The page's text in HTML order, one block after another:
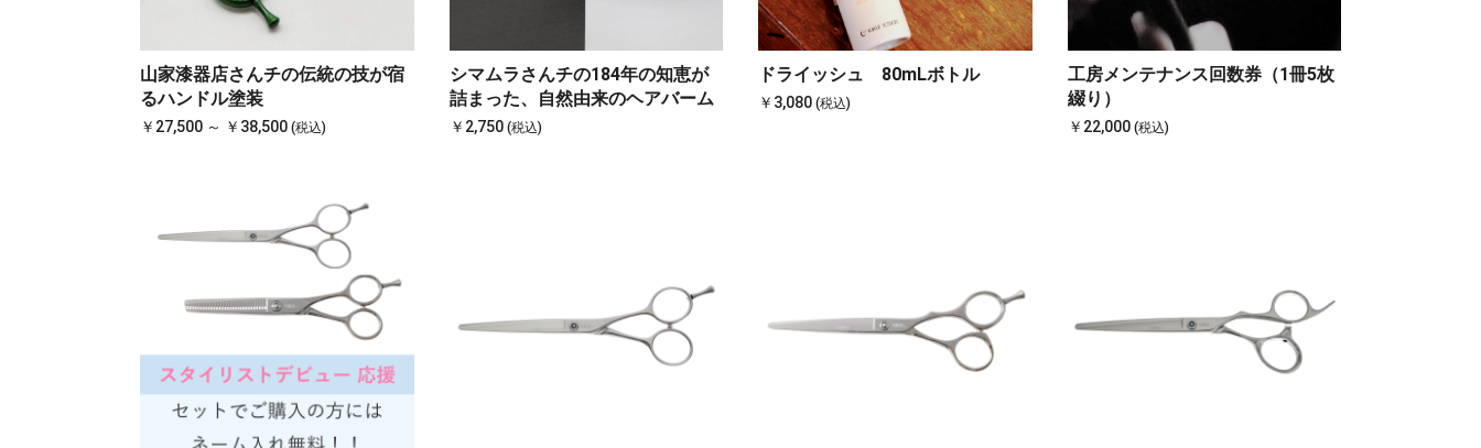
山家漆器店さんチの伝統の技が宿
るハンドル塗装
￥27,500 ～ ￥38,500 (税込)
シマムラさんチの184年の知恵が
詰まった、自然由来のヘアバーム
￥2,750 (税込)
ドライッシュ 80mLボトル
￥3,080 (税込)
工房メンテナンス回数券（1冊5枚
綴り）
￥22,000 (税込)